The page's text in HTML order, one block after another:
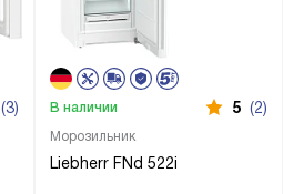
(3)
Морозильник
Liebherr FNd 522i
В наличии 5 (2)